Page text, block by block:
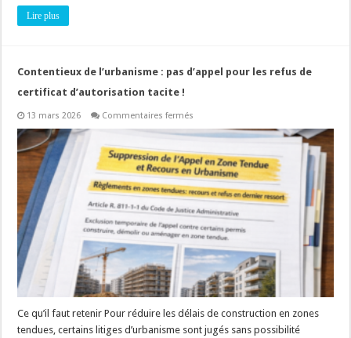
Lire plus
Contentieux de l’urbanisme : pas d’appel pour les refus de
certificat d’autorisation tacite !
13 mars 2026 Commentaires fermés
de
:
pas
d’appel
pour
les
refus
de
certificat
d’autorisation
tacite
!
Ce qu’il faut retenir Pour réduire les délais de construction en zones
tendues, certains litiges d’urbanisme sont jugés sans possibilité